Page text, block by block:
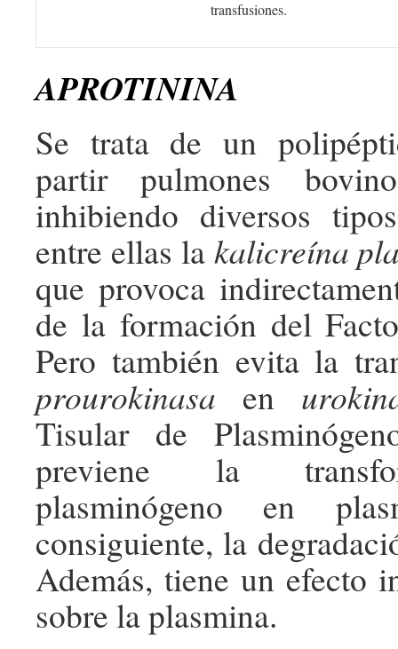
transfusiones.
APROTININA
Se trata de un
partir pulmones
inhibiendo diversos
entre ellas la kalicreína
que provoca
de la formación del
Pero también evita la
prourokinasa en
Tisular de
previene la
plasminógeno en
consiguiente, la
Además, tiene un efecto
sobre la plasmina.